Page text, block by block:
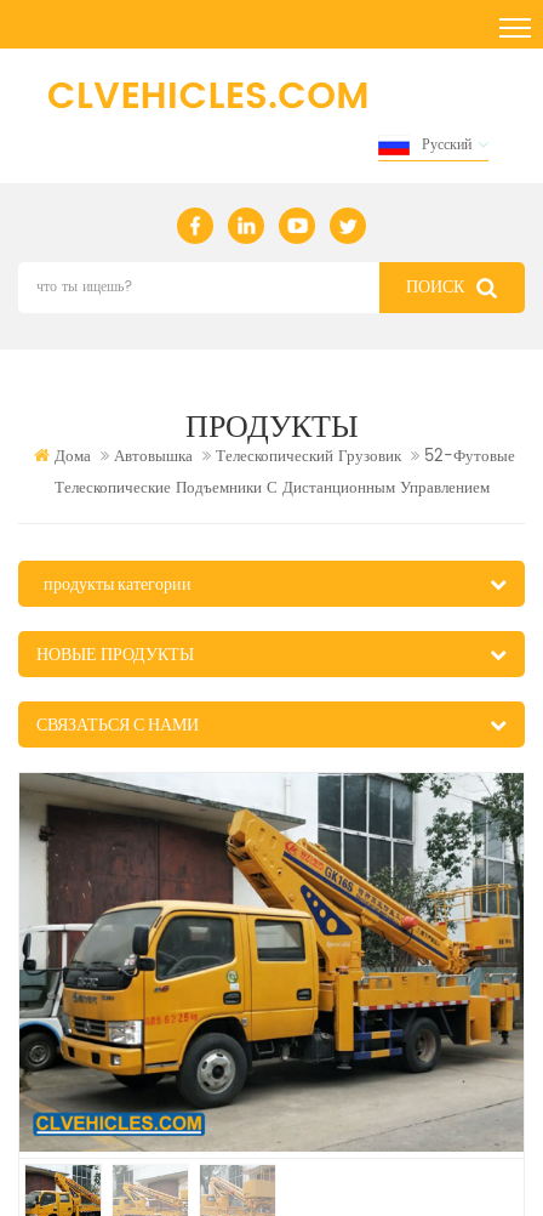
Русский
ПРОДУКТЫ
Дома Автовышка Телескопический Грузовик
52-Футовые
Телескопические Подъемники С Дистанционным Управлением
продукты категории
НОВЫЕ ПРОДУКТЫ
СВЯЗАТЬСЯ С НАМИ